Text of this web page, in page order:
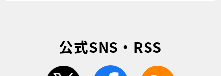
公式SNS・RSS
twitter facebook